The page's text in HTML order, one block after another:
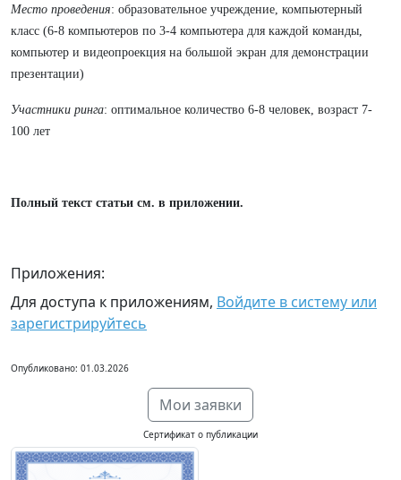
Место проведения: образовательное учреждение, компьютерный
класс (6-8 компьютеров по 3-4 компьютера для каждой команды,
компьютер и видеопроекция на большой экран для демонстрации
презентации)
Участники ринга: оптимальное количество 6-8 человек, возраст 7-
100 лет
Полный текст статьи см. в приложении.
Приложения:
Для доступа к приложениям, Войдите в систему или
зарегистрируйтесь
Опубликовано: 01.03.2026
Мои заявки
Сертификат о публикации